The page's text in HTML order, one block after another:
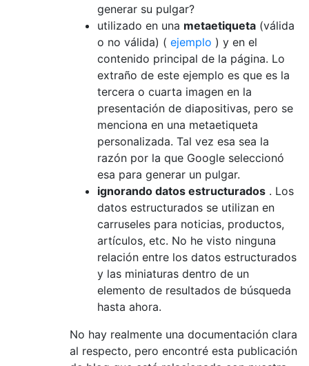
generar su pulgar?
utilizado en una metaetiqueta (válida
o no válida) ( ejemplo ) y en el
contenido principal de la página. Lo
extraño de este ejemplo es que es la
tercera o cuarta imagen en la
presentación de diapositivas, pero se
menciona en una metaetiqueta
personalizada. Tal vez esa sea la
razón por la que Google seleccionó
esa para generar un pulgar.
ignorando datos estructurados . Los
datos estructurados se utilizan en
carruseles para noticias, productos,
artículos, etc. No he visto ninguna
relación entre los datos estructurados
y las miniaturas dentro de un
elemento de resultados de búsqueda
hasta ahora.
No hay realmente una documentación clara
al respecto, pero encontré esta publicación